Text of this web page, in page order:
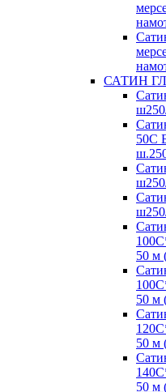
САТИН
50С
50 м
50 м
50 м
50 м